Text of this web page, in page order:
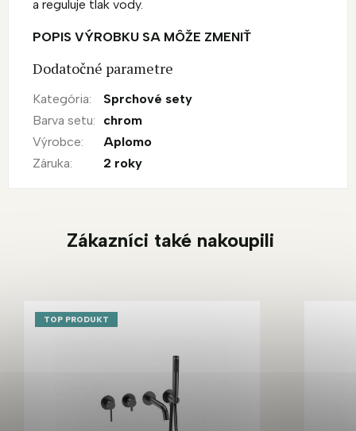
a reguluje tlak vody.
POPIS VÝROBKU SA MÔŽE ZMENIŤ
Dodatočné parametre
Kategória:
Sprchové sety
Barva setu:
chrom
Výrobce:
Aplomo
Záruka: 2 roky
Zákazníci také nakoupili
TOP PRODUKT